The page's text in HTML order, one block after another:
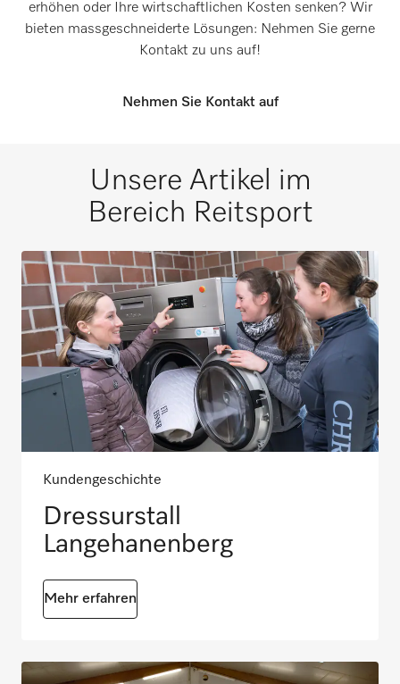
erhöhen oder Ihre wirtschaftlichen Kosten senken? Wir
bieten massgeschneiderte Lösungen: Nehmen Sie gerne
Kontakt zu uns auf!
Nehmen Sie Kontakt auf
Unsere Artikel im
Bereich Reitsport
Kundengeschichte
Dressurstall
Langehanenberg
Mehr erfahren